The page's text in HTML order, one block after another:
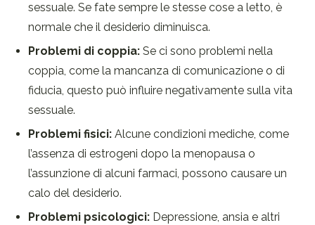
sessuale. Se fate sempre le stesse cose a letto, è
normale che il desiderio diminuisca.
Problemi di coppia: Se ci sono problemi nella
coppia, come la mancanza di comunicazione o di
fiducia, questo può influire negativamente sulla vita
sessuale.
Problemi fisici: Alcune condizioni mediche, come
l’assenza di estrogeni dopo la menopausa o
l’assunzione di alcuni farmaci, possono causare un
calo del desiderio.
Problemi psicologici: Depressione, ansia e altri